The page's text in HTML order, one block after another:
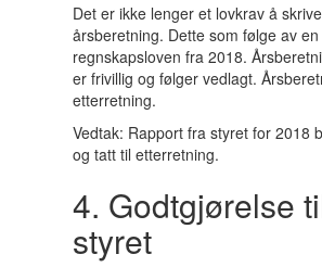
Det er ikke lenger et lovkrav å skrive
årsberetning. Dette som følge av
regnskapsloven fra 2018.
er frivillig og følger vedlagt.
etterretning.
Vedtak: Rapport fra styret for 2018
og tatt til etterretning.
4. Godtgjørelse
styret